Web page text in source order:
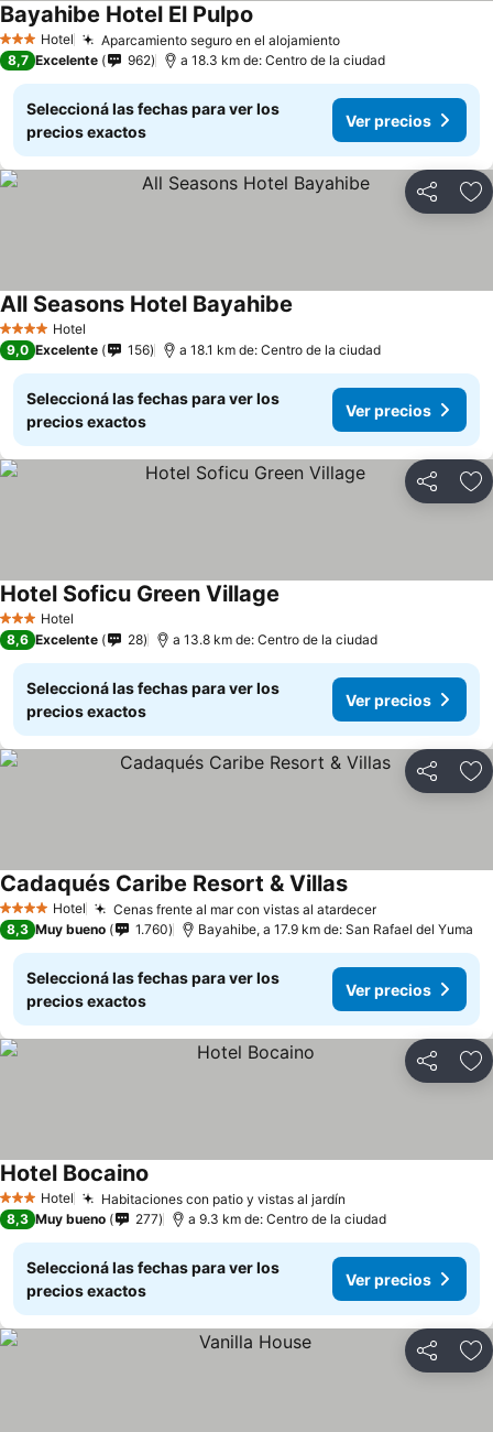
3 Estrellas
Hotel Aparcamiento seguro en el alojamiento
Bayahibe Hotel El Pulpo
8,7 Excelente 962 a 18.3 km de: Centro de la ciudad
Seleccioná las fechas para ver los
precios exactos
Ver precios
Compartir
4 EstrellasHotel
All Seasons Hotel Bayahibe
9,0 Excelente 156 a 18.1 km de: Centro de la ciudad
Seleccioná las fechas para ver los
precios exactos
Ver precios
Compartir
3 Estrellas
Hotel
Hotel Soficu Green Village
8,6 Excelente 28 a 13.8 km de: Centro de la ciudad
Seleccioná las fechas para ver los
precios exactos
Ver precios
Compartir
4 EstrellasHotel Cenas frente al mar con vistas al atardecer
Cadaqués Caribe Resort & Villas
8,3 Muy bueno 1.760 Bayahibe, a 17.9 km de: San Rafael del Yuma
Seleccioná las fechas para ver los
precios exactos
Ver precios
Compartir
3 Estrellas
Hotel Habitaciones con patio y vistas al jardín
Hotel Bocaino
8,3 Muy bueno 277 a 9.3 km de: Centro de la ciudad
Seleccioná las fechas para ver los
precios exactos
Ver precios
Compartir